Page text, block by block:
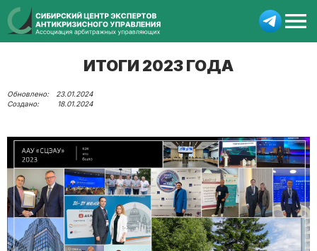
ИТОГИ 2023 ГОДА
23.01.2024
18.01.2024